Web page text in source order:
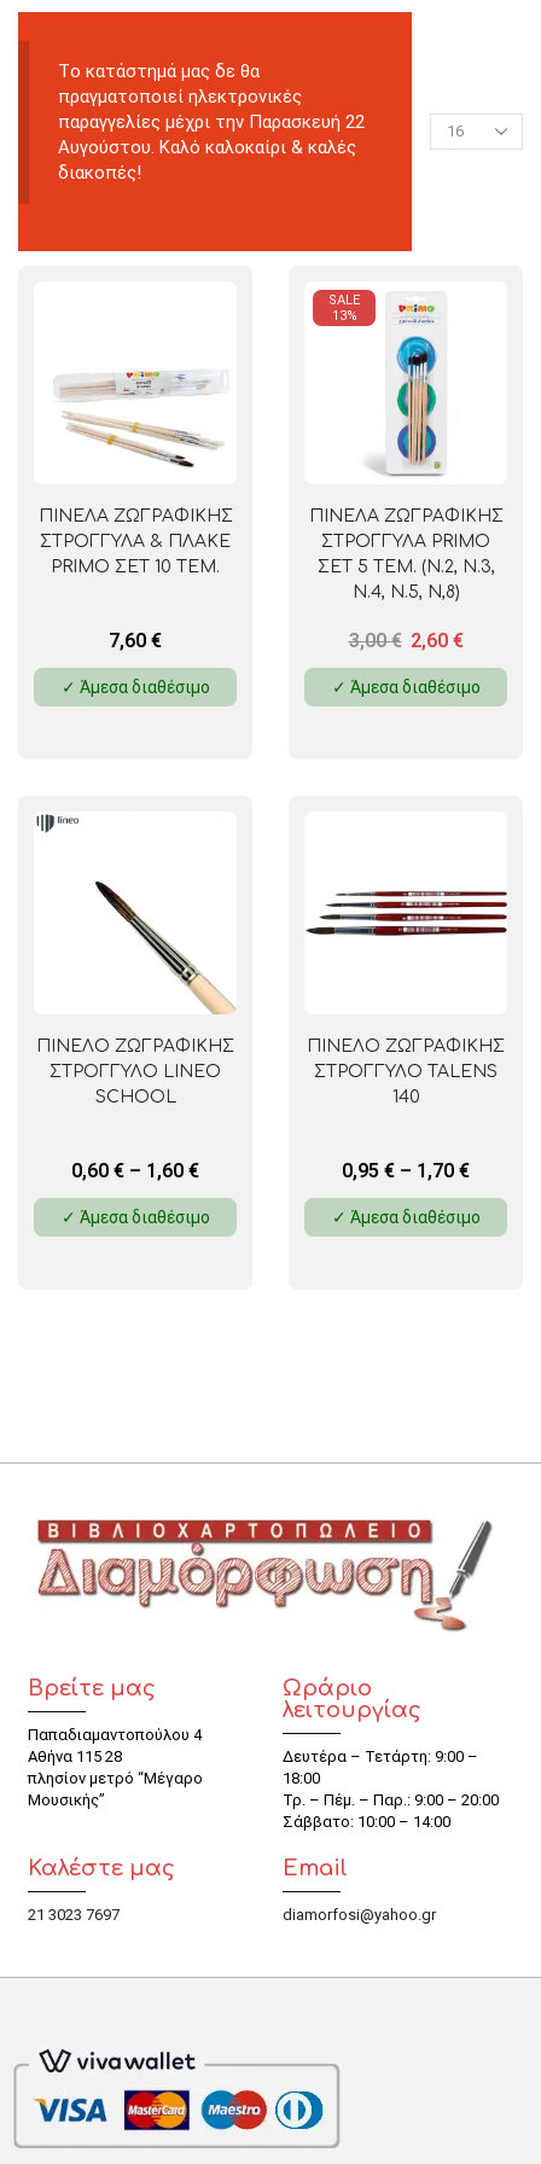
Tο κατάστημά μας δε θα
πραγματοποιεί ηλεκτρονικές
παραγγελίες μέχρι την Παρασκευή 22
Αυγούστου. Καλό καλοκαίρι & καλές
διακοπές!
ΠΙΝΕΛΑ ΖΩΓΡΑΦΙΚΗΣ
ΣΤΡΟΓΓΥΛΑ & ΠΛΑΚΕ
PRIMO ΣΕΤ 10 ΤΕΜ.
7,60 €
✓ Άμεσα διαθέσιμο
SALE
13%
ΠΙΝΕΛΑ ΖΩΓΡΑΦΙΚΗΣ
ΣΤΡΟΓΓΥΛΑ PRIMO
ΣΕΤ 5 ΤΕΜ. (Ν.2, Ν.3,
Ν.4, Ν.5, Ν,8)
3,00€ 2,60 €
✓ Άμεσα διαθέσιμο
ΠΙΝΕΛΟ ΖΩΓΡΑΦΙΚΗΣ
ΣΤΡΟΓΓΥΛΟ LINEO
SCHOOL
0,60 € – 1,60 €
✓ Άμεσα διαθέσιμο
ΠΙΝΕΛΟ ΖΩΓΡΑΦΙΚΗΣ
ΣΤΡΟΓΓΥΛΟ TALENS
140
0,95 € – 1,70 €
✓ Άμεσα διαθέσιμο
Βρείτε μας
Παπαδιαμαντοπούλου 4
Αθήνα 115 28
πλησίον μετρό “Μέγαρο
Μουσικής”
Ωράριο
λειτουργίας
Δευτέρα – Τετάρτη: 9:00 –
18:00
Τρ. – Πέμ. – Παρ.: 9:00 – 20:00
Σάββατο: 10:00 – 14:00
Καλέστε μας
21 3023 7697
Email
diamorfosi@yahoo.gr